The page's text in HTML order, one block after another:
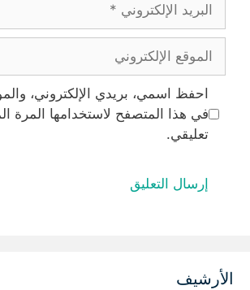
الإلكتروني
الإلكتروني
احفظ اسمي، بريدي الإلكتروني،
في هذا المتصفح لاستخدامها المرة
تعليقي.
الأرشيف